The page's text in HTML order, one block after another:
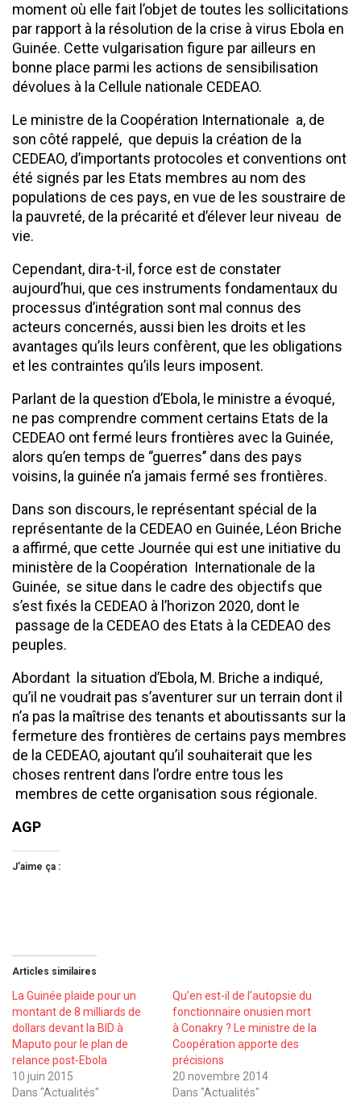
moment où elle fait l’objet de toutes les sollicitations
par rapport à la résolution de la crise à virus Ebola en
Guinée. Cette vulgarisation figure par ailleurs en
bonne place parmi les actions de sensibilisation
dévolues à la Cellule nationale CEDEAO.
Le ministre de la Coopération Internationale a, de
son côté rappelé, que depuis la création de la
CEDEAO, d’importants protocoles et conventions ont
été signés par les Etats membres au nom des
populations de ces pays, en vue de les soustraire de
la pauvreté, de la précarité et d’élever leur niveau de
vie.
Cependant, dira-t-il, force est de constater
aujourd’hui, que ces instruments fondamentaux du
processus d’intégration sont mal connus des
acteurs concernés, aussi bien les droits et les
avantages qu’ils leurs confèrent, que les obligations
et les contraintes qu’ils leurs imposent.
Parlant de la question d’Ebola, le ministre a évoqué,
ne pas comprendre comment certains Etats de la
CEDEAO ont fermé leurs frontières avec la Guinée,
alors qu’en temps de ‘’guerres’’ dans des pays
voisins, la guinée n’a jamais fermé ses frontières.
Dans son discours, le représentant spécial de la
représentante de la CEDEAO en Guinée, Léon Briche
a affirmé, que cette Journée qui est une initiative du
ministère de la Coopération Internationale de la
Guinée, se situe dans le cadre des objectifs que
s’est fixés la CEDEAO à l’horizon 2020, dont le
passage de la CEDEAO des Etats à la CEDEAO des
peuples.
Abordant la situation d’Ebola, M. Briche a indiqué,
qu’il ne voudrait pas s’aventurer sur un terrain dont il
n’a pas la maîtrise des tenants et aboutissants sur la
fermeture des frontières de certains pays membres
de la CEDEAO, ajoutant qu’il souhaiterait que les
choses rentrent dans l’ordre entre tous les
membres de cette organisation sous régionale.
AGP
J’aime ça :
Articles similaires
La Guinée plaide pour un
montant de 8 milliards de
dollars devant la BID à
Maputo pour le plan de
relance post-Ebola
10 juin 2015
Dans "Actualités"
Qu’en est-il de l’autopsie du
fonctionnaire onusien mort
à Conakry ? Le ministre de la
Coopération apporte des
précisions
20 novembre 2014
Dans "Actualités"